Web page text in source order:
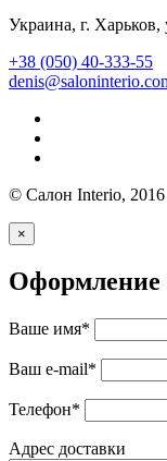
Украина, г. Харьков,
+38 (050) 40-333-55
© Салон Interio, 2016
×
Оформление
Ваше имя*
Ваш e-mail*
Телефон*
Адрес доставки